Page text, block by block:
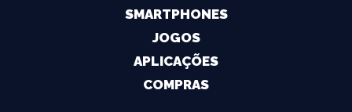
SMARTPHONES
JOGOS
APLICAÇÕES
COMPRAS